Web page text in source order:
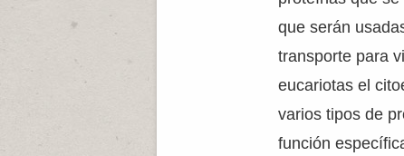
que serán
transporte para
eucariotas el
varios tipos de
función